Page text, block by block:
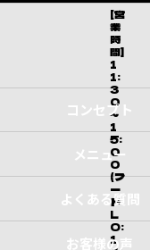
[営
業
時
間]
1
1:
3
0
～
1
5:
0
0
(フ
ー
ド
L
O:
1
コンセプト
メニュー
よくある質問
お客様の声